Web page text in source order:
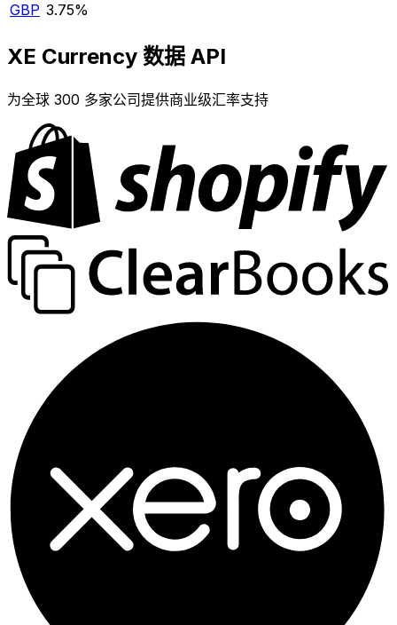
GBP 3.75%
XE Currency 数据 API
为全球 300 多家公司提供商业级汇率支持